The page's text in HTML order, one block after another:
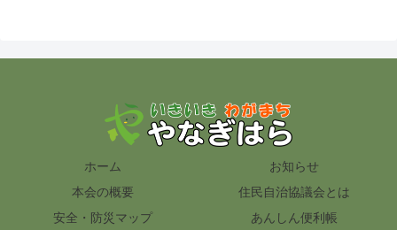
ホーム
お知らせ
本会の概要
住民自治協議会とは
安全・防災マップ
あんしん便利帳